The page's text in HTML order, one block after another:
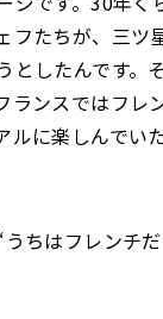
フたちが、三ツ
としたんです。
ランスではフレ
ルに楽しんでい
うちはフレンチ